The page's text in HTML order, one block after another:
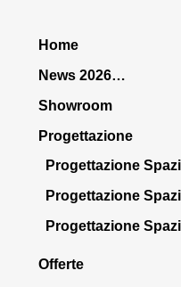
Home
News 2026…
Showroom
Progettazione
Progettazione
Progettazione
Progettazione
Offerte